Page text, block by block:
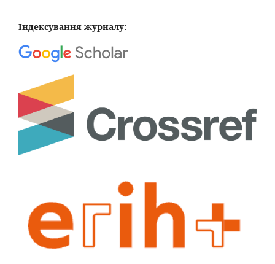
Індексування журналу: